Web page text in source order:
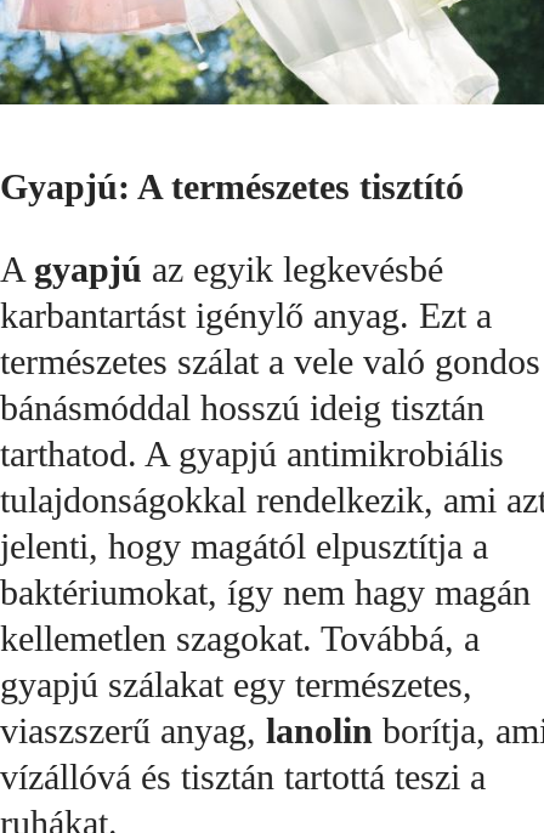
Gyapjú: A természetes tisztító
A gyapjú az egyik legkevésbé
karbantartást igénylő anyag. Ezt a
természetes szálat a vele való gondos
bánásmóddal hosszú ideig tisztán
tarthatod. A gyapjú antimikrobiális
tulajdonságokkal rendelkezik, ami
jelenti, hogy magától elpusztítja a
baktériumokat, így nem hagy magán
kellemetlen szagokat. Továbbá, a
gyapjú szálakat egy természetes,
viaszszerű anyag, lanolin borítja,
vízállóvá és tisztán tartottá teszi a
ruhákat.